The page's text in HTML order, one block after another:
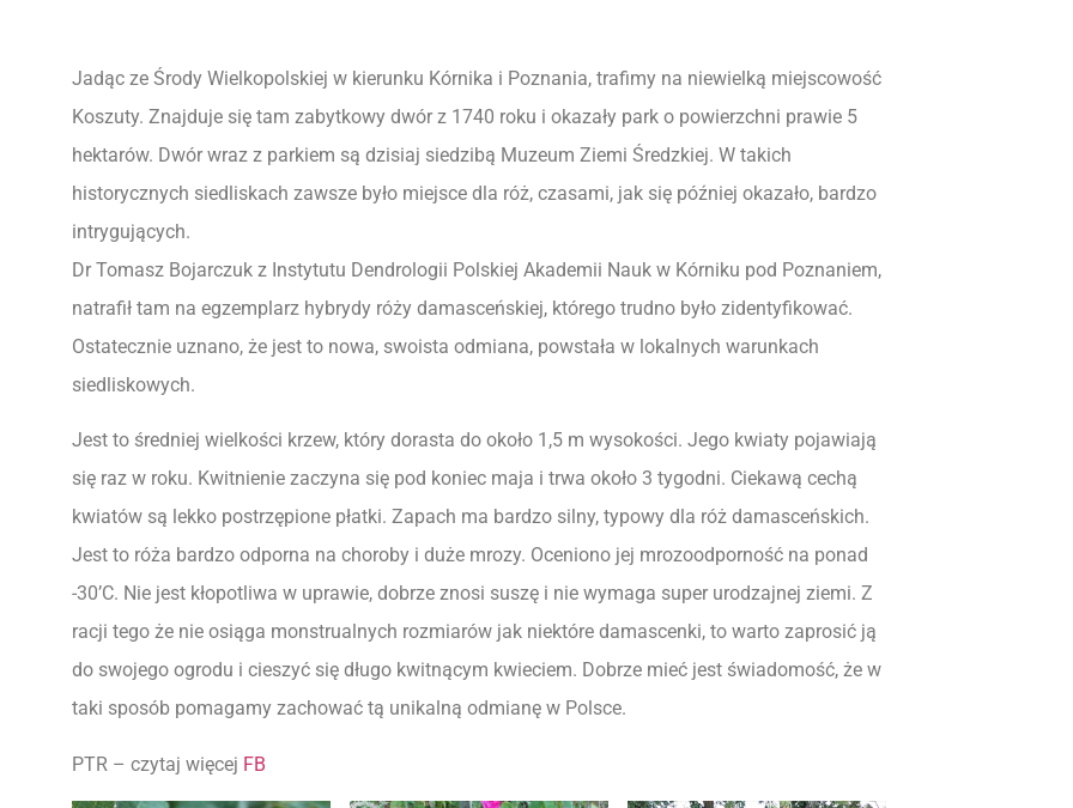
Jadąc ze Środy Wielkopolskiej w kierunku Kórnika i Poznania, trafimy na niewielką miejscowość
Koszuty. Znajduje się tam zabytkowy dwór z 1740 roku i okazały park o powierzchni prawie 5
hektarów. Dwór wraz z parkiem są dzisiaj siedzibą Muzeum Ziemi Średzkiej. W takich
historycznych siedliskach zawsze było miejsce dla róż, czasami, jak się później okazało, bardzo
intrygujących.
Dr Tomasz Bojarczuk z Instytutu Dendrologii Polskiej Akademii Nauk w Kórniku pod Poznaniem,
natrafił tam na egzemplarz hybrydy róży damasceńskiej, którego trudno było zidentyfikować.
Ostatecznie uznano, że jest to nowa, swoista odmiana, powstała w lokalnych warunkach
siedliskowych.
Jest to średniej wielkości krzew, który dorasta do około 1,5 m wysokości. Jego kwiaty pojawiają
się raz w roku. Kwitnienie zaczyna się pod koniec maja i trwa około 3 tygodni. Ciekawą cechą
kwiatów są lekko postrzępione płatki. Zapach ma bardzo silny, typowy dla róż damasceńskich.
Jest to róża bardzo odporna na choroby i duże mrozy. Oceniono jej mrozoodporność na ponad
-30’C. Nie jest kłopotliwa w uprawie, dobrze znosi suszę i nie wymaga super urodzajnej ziemi. Z
racji tego że nie osiąga monstrualnych rozmiarów jak niektóre damascenki, to warto zaprosić ją
do swojego ogrodu i cieszyć się długo kwitnącym kwieciem. Dobrze mieć jest świadomość, że w
taki sposób pomagamy zachować tą unikalną odmianę w Polsce.
PTR – czytaj więcej FB